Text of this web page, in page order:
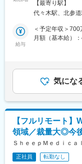
「ヒポクラ」：
師専用SNS。医
見を得られるオ
・市場・競合・ユ
・新サービス、
・KPIの設定と進
・ロードマップ
・部門間（経営
※ご本人の意向お
所を判断していき
定める事業所（
【最寄り駅】
代々木駅、北参
給与
＜予定年収＞
月額（基本給）
残業手当＞有＜
円)がございます
じて上下する可
記です。
気にな
【フルリモート
領域／裁量大◎今
ＳｈｅｅｐＭｅｄｉｃ
正社員 転勤なし